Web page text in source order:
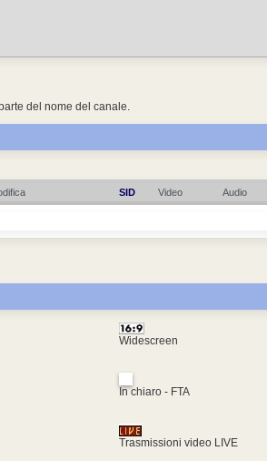
del nome del canale.
SID Video Audio
Widescreen
In chiaro - FTA
Trasmissioni video LIVE